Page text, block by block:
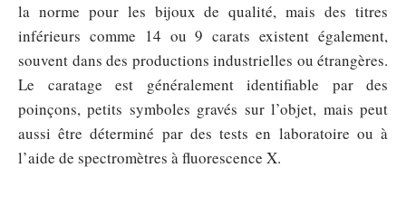
la norme pour les bijoux de qualité, mais des titres
inférieurs comme 14 ou 9 carats existent également,
souvent dans des productions industrielles ou étrangères.
Le caratage est généralement identifiable par des
poinçons, petits symboles gravés sur l’objet, mais peut
aussi être déterminé par des tests en laboratoire ou à
l’aide de spectromètres à fluorescence X.